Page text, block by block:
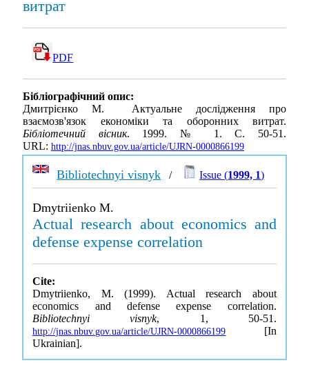
витрат
PDF
Бібліографічний опис:
Дмитрієнко М. Актуальне дослідження про
взаємозв'язок економіки та оборонних витрат.
Бібліотечний вісник. 1999. № 1. С. 50-51.
URL: http://jnas.nbuv.gov.ua/article/UJRN-0000866199
Bibliotechnyi visnyk / Issue (1999, 1)
Dmytriienko M.
Actual research about economics and
defense expense correlation
Cite:
Dmytriienko, M. (1999). Actual research about
economics and defense expense correlation.
Bibliotechnyi visnyk, 1, 50-51.
http://jnas.nbuv.gov.ua/article/UJRN-0000866199 [In
Ukrainian].